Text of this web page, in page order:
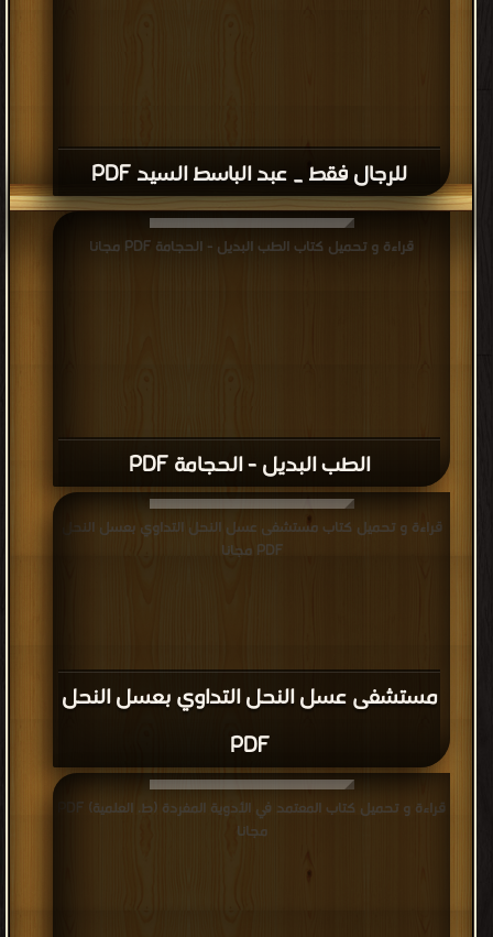
للرجال فقط _ عبد الباسط السيد PDF
الطب البديل - الحجامة PDF
قراءة و تحميل كتاب الطب البديل - الحجامة PDF مجانا
مستشفى عسل النحل التداوي بعسل النحل
PDF
قراءة و تحميل كتاب مستشفى عسل النحل التداوي بعسل النحل
PDF مجانا
قراءة و تحميل كتاب المعتمد في الأدوية المفردة (ط. العلمية) PDF
مجانا